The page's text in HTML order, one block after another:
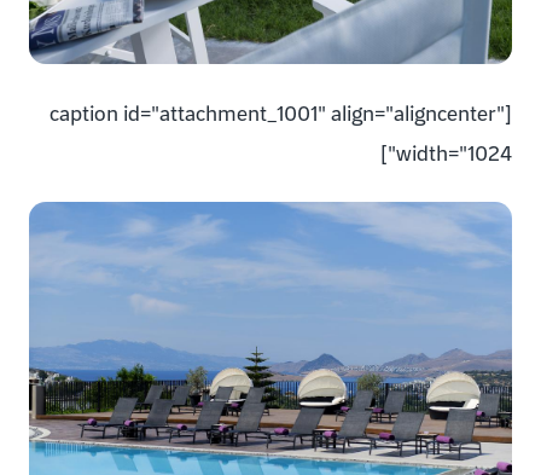
[caption id="attachment_1001" align="aligncenter"
width="1024"]